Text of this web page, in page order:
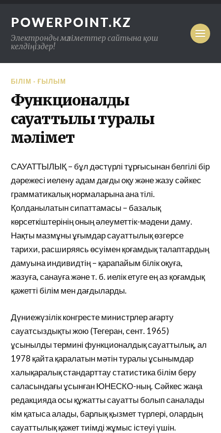
POWERPOINT.KZ
Электронды мәліметтер сайтына қош
келдіңіздер!
БІЛІМ - ҒЫЛЫМ
Функционалдық
сауаттылық туралы
мәлімет
САУАТТЫЛЫҚ – бұл дәстүрлі тұрғысынан белгілі бір
дәрежесі иелену адам дағды оқу және жазу сәйкес
грамматикалық нормаларына ана тілі.
Қолданылатын сипаттамасы – базалық
көрсеткіштерінің оның әлеуметтік-мәдени даму.
Нақты мазмұны ұғымдар сауаттылық өзгерсе
тарихи, расширяясь өсуімен қоғамдық талаптардың
дамуына индивидтің – қарапайым білік оқуға,
жазуға, санауға және т. б. иелік етуге ең аз қоғамдық
қажетті білім мен дағдыларды.
Дүниежүзілік конгресте министрлер ағарту
сауатсыздықты жою (Тегеран, сент. 1965)
ұсынылды термині функционалдық сауаттылық, ал
1978 қайта қаралатын мәтін туралы ұсынымдар
халықаралық стандарттау статистика білім беру
саласындағы ұсынған ЮНЕСКО-ның. Сәйкес жаңа
редакцияда осы құжатты сауатты болып саналады
кім қатыса алады, барлық қызмет түрлері, олардың
сауаттылық қажет тиімді жұмыс істеуі үшін.